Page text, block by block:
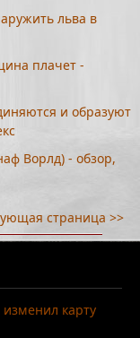
льва в
плачет -
и образуют
Ворлд) - обзор,
страница >>
карту